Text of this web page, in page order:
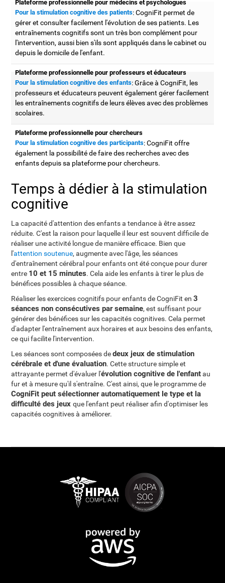
Plateforme professionnelle pour médecins et psychologues
Pour la stimulation cognitive des patients: CogniFit permet de
gérer et consulter facilement l'évolution de ses patients. Les
entraînements cognitifs sont un très bon complément pour
l'intervention, aussi bien s'ils sont appliqués dans le cabinet ou
depuis le domicile de l'enfant.
Plateforme professionnelle pour professeurs et éducateurs
Pour la stimulation cognitive des enfants: Grâce à CogniFit, les
professeurs et éducateurs peuvent également gérer facilement
les entraînements cognitifs de leurs élèves avec des problèmes
scolaires.
Plateforme professionnelle pour chercheurs
Pour la stimulation cognitive des participants: CogniFit offre
également la possibilité de faire des recherches avec des
enfants depuis sa plateforme pour chercheurs.
Temps à dédier à la stimulation
cognitive
La capacité d'attention des enfants a tendance à être assez
réduite. C'est la raison pour laquelle il leur est souvent difficile de
réaliser une activité longue de manière efficace. Bien que
l'attention soutenue, augmente avec l'âge, les séances
d'entraînement cérébral pour enfants ont été conçue pour durer
entre 10 et 15 minutes. Cela aide les enfants à tirer le plus de
bénéfices possibles à chaque séance.
Réaliser les exercices cognitifs pour enfants de CogniFit en3
séances non consécutives par semaine, est suffisant pour
générer des bénéfices sur les capacités cognitives. Cela permet
d'adapter l'entraînement aux horaires et aux besoins des enfants,
ce qui facilite l'intervention.
Les séances sont composées dedeux jeux de stimulation
cérébrale et d'une évaluation. Cette structure simple et
attrayante permet d'évaluer l'évolution cognitive de l'enfantau
fur et à mesure qu'il s'entraîne. C'est ainsi, que le programme de
CogniFit peut sélectionner automatiquement le type et la
difficulté des jeuxque l'enfant peut réaliser afin d'optimiser les
capacités cognitives à améliorer.